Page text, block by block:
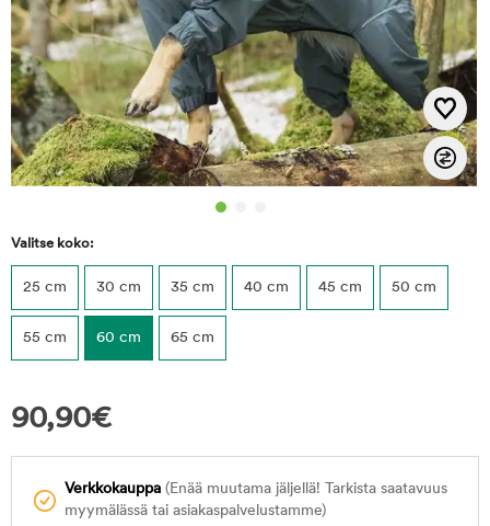
Valitse koko:
25 cm 30 cm 35 cm 40 cm 45 cm 50 cm
55 cm 60 cm 65 cm
90,90€
Verkkokauppa (Enää muutama jäljellä! Tarkista saatavuus
myymälässä tai asiakaspalvelustamme)